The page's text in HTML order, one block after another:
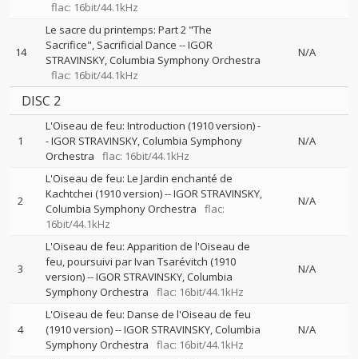
flac: 16bit/44.1kHz
14
Le sacre du printemps: Part 2 "The
Sacrifice", Sacrificial Dance --IGOR
STRAVINSKY Columbia Symphony Orchestra
flac: 16bit/44.1kHz
N/A
DISC 2
1
L'Oiseau de feu: Introduction (1910 version)-
-IGOR STRAVINSKY Columbia Symphony
Orchestra
flac: 16bit/44.1kHz
N/A
2
L'Oiseau de feu: Le Jardin enchanté de
Kachtchei (1910 version)--IGOR STRAVINSKY
Columbia Symphony Orchestra
flac:
16bit/44.1kHz
N/A
3
L'Oiseau de feu: Apparition de l'Oiseau de
feu, poursuivi par Ivan Tsarévitch (1910
version)--IGOR STRAVINSKY Columbia
Symphony Orchestra
flac: 16bit/44.1kHz
N/A
4
L'Oiseau de feu: Danse de l'Oiseau de feu
(1910 version)--IGOR STRAVINSKY Columbia
Symphony Orchestra
flac: 16bit/44.1kHz
N/A